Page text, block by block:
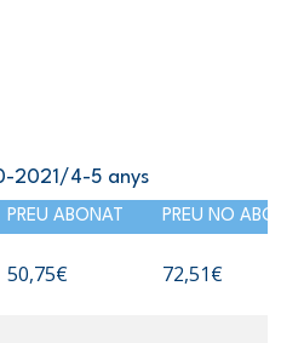
2021/4-5 anys
PREU ABONAT PREU NO
50,75€ 72,51€